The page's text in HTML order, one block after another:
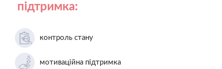
підтримка:
контроль стану
мотиваційна підтримка